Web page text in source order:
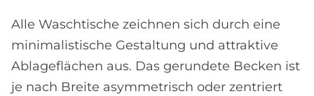
Alle Waschtische zeichnen sich durch eine
minimalistische Gestaltung und attraktive
Ablageflächen aus. Das gerundete Becken ist
je nach Breite asymmetrisch oder zentriert